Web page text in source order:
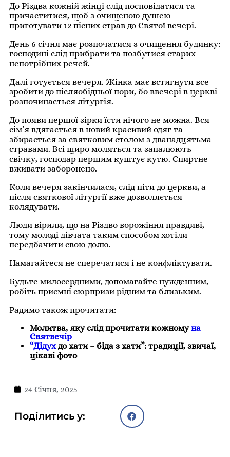
До Різдва кожній жінці слід посповідатися та
причаститися, щоб з очищеною душею
приготувати 12 пісних страв до Святої вечері.
День 6 січня має розпочатися з очищення будинку:
господині слід прибрати та позбутися старих
непотрібних речей.
Далі готується вечеря. Жінка має встигнути все
зробити до післяобідньої пори, бо ввечері в церкві
розпочинається літургія.
До появи першої зірки їсти нічого не можна. Вся
сім’я вдягається в новий красивий одяг та
збирається за святковим столом з дванадцятьма
стравами. Всі щиро моляться та запалюють
свічку, господар першим куштує кутю. Спиртне
вживати заборонено.
Коли вечеря закінчилася, слід піти до церкви, а
після святкової літургії вже дозволяється
колядувати.
Люди вірили, що на Різдво ворожіння правдиві,
тому молоді дівчата таким способом хотіли
передбачити свою долю.
Намагайтеся не сперечатися і не конфліктувати.
Будьте милосердними, допомагайте нужденним,
робіть приємні сюрпризи рідним та близьким.
Радимо також прочитати:
Молитва, яку слід прочитати кожномуна
Святвечір
“Дідухдо хати – біда з хати”: традиції, звичаї,
цікаві фото
24 Січня, 2025
Поділитись у: